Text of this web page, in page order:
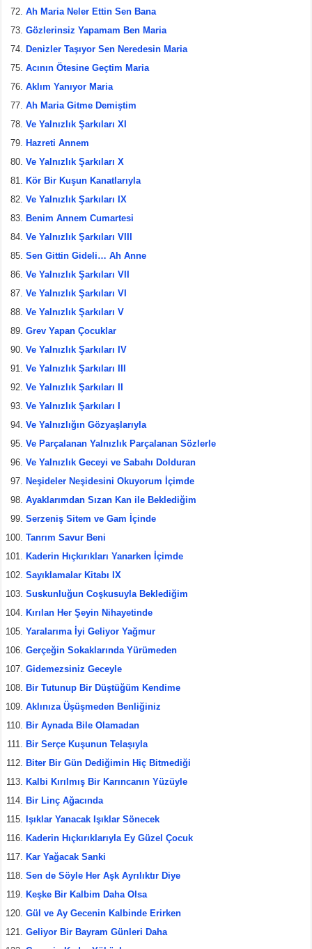
Ah Maria Neler Ettin Sen Bana
Gözlerinsiz Yapamam Ben Maria
Denizler Taşıyor Sen Neredesin Maria
Acının Ötesine Geçtim Maria
Aklım Yanıyor Maria
Ah Maria Gitme Demiştim
Ve Yalnızlık Şarkıları XI
Hazreti Annem
Ve Yalnızlık Şarkıları X
Kör Bir Kuşun Kanatlarıyla
Ve Yalnızlık Şarkıları IX
Benim Annem Cumartesi
Ve Yalnızlık Şarkıları VIII
Sen Gittin Gideli… Ah Anne
Ve Yalnızlık Şarkıları VII
Ve Yalnızlık Şarkıları VI
Ve Yalnızlık Şarkıları V
Grev Yapan Çocuklar
Ve Yalnızlık Şarkıları IV
Ve Yalnızlık Şarkıları III
Ve Yalnızlık Şarkıları II
Ve Yalnızlık Şarkıları I
Ve Yalnızlığın Gözyaşlarıyla
Ve Parçalanan Yalnızlık Parçalanan Sözlerle
Ve Yalnızlık Geceyi ve Sabahı Dolduran
Neşideler Neşidesini Okuyorum İçimde
Ayaklarımdan Sızan Kan ile Beklediğim
Serzeniş Sitem ve Gam İçinde
Tanrım Savur Beni
Kaderin Hıçkırıkları Yanarken İçimde
Sayıklamalar Kitabı IX
Suskunluğun Coşkusuyla Beklediğim
Kırılan Her Şeyin Nihayetinde
Yaralarıma İyi Geliyor Yağmur
Gerçeğin Sokaklarında Yürümeden
Gidemezsiniz Geceyle
Bir Tutunup Bir Düştüğüm Kendime
Aklınıza Üşüşmeden Benliğiniz
Bir Aynada Bile Olamadan
Bir Serçe Kuşunun Telaşıyla
Biter Bir Gün Dediğimin Hiç Bitmediği
Kalbi Kırılmış Bir Karıncanın Yüzüyle
Bir Linç Ağacında
Işıklar Yanacak Işıklar Sönecek
Kaderin Hıçkırıklarıyla Ey Güzel Çocuk
Kar Yağacak Sanki
Sen de Söyle Her Aşk Ayrılıktır Diye
Keşke Bir Kalbim Daha Olsa
Gül ve Ay Gecenin Kalbinde Erirken
Geliyor Bir Bayram Günleri Daha